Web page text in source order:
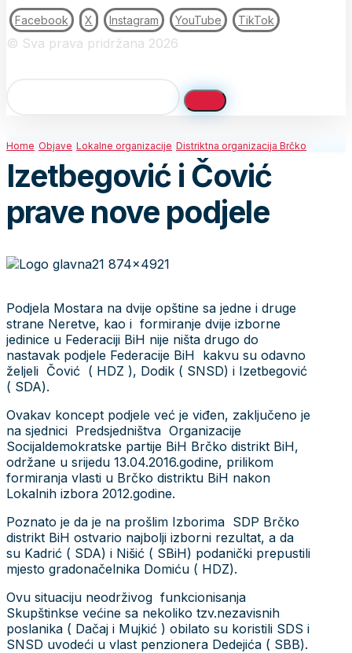
Facebook X Instagram YouTube TikTok
© Sva prava pridržana 2026
Home Objave Lokalne organizacije Distriktna organizacija Brčko
Izetbegović i Čović
prave nove podjele
Podjela Mostara na dvije opštine sa jedne i druge
strane Neretve, kao i formiranje dvije izborne
jedinice u Federaciji BiH nije ništa drugo do
nastavak podjele Federacije BiH kakvu su odavno
željeli Čović ( HDZ ), Dodik ( SNSD) i Izetbegović
( SDA).
Ovakav koncept podjele već je viđen, zaključeno je
na sjednici Predsjedništva Organizacije
Socijaldemokratske partije BiH Brčko distrikt BiH,
održane u srijedu 13.04.2016.godine, prilikom
formiranja vlasti u Brčko distriktu BiH nakon
Lokalnih izbora 2012.godine.
Poznato je da je na prošlim Izborima SDP Brčko
distrikt BiH ostvario najbolji izborni rezultat, a da
su Kadrić ( SDA) i Nišić ( SBiH) podanički prepustili
mjesto gradonačelnika Domiću ( HDZ).
Ovu situaciju neodrživog funkcionisanja
Skupštinkse većine sa nekoliko tzv.nezavisnih
poslanika ( Dačaj i Mujkić ) obilato su koristili SDS i
SNSD uvodeći u vlast penzionera Dedejića ( SBB).